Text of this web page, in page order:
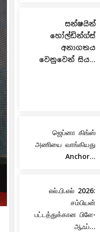
සන්ෂයින්
හෝල්ඩින්ග්ස්
අනාගතය
වෙනුවෙන් සිය...
ஜெப்னா கிங்ஸ்
அணியை வாங்கியது
Anchor...
எல்.பி.எல் 2026:
சம்பியன்
பட்டத்துக்கான பிளே-
ஆஃப்...